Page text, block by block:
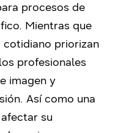
procesos de
Mientras que
priorizan
profesionales
imagen y
Así como una
su